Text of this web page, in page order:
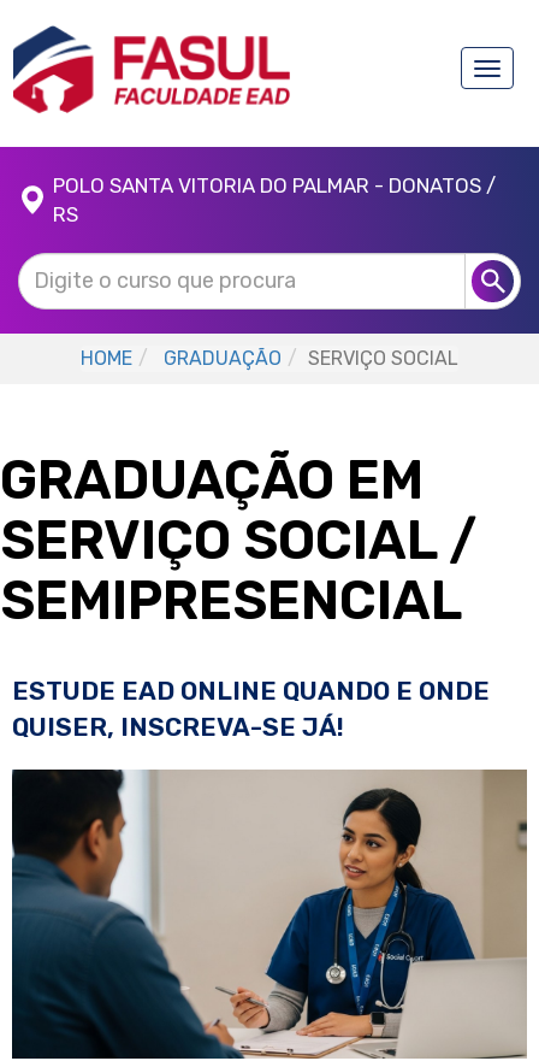
Toggle
POLO SANTA VITORIA DO PALMAR - DONATOS /
RS
HOME GRADUAÇÃO SERVIÇO SOCIAL
GRADUAÇÃO EM
SERVIÇO SOCIAL /
SEMIPRESENCIAL
ESTUDE EAD ONLINE QUANDO E ONDE
QUISER, INSCREVA-SE JÁ!